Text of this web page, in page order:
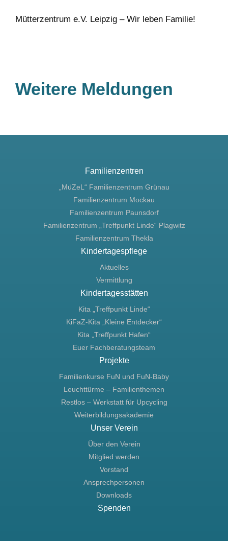
Mütterzentrum e.V. Leipzig – Wir leben Familie!
Weitere Meldungen
Familienzentren
„MüZeL“ Familienzentrum Grünau
Familienzentrum Mockau
Familienzentrum Paunsdorf
Familienzentrum „Treffpunkt Linde“ Plagwitz
Familienzentrum Thekla
Kindertagespflege
Aktuelles
Vermittlung
Kindertagesstätten
Kita „Treffpunkt Linde“
KiFaZ-Kita „Kleine Entdecker“
Kita „Treffpunkt Hafen“
Euer Fachberatungsteam
Projekte
Familienkurse FuN und FuN-Baby
Leuchttürme – Familienthemen
Restlos – Werkstatt für Upcycling
Weiterbildungsakademie
Unser Verein
Über den Verein
Mitglied werden
Vorstand
Ansprechpersonen
Downloads
Spenden